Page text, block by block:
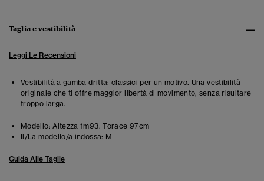
Taglia e vestibilità
Leggi Le Recensioni
Vestibilità a gamba dritta: classici per un motivo. Una vestibilità
originale che ti offre maggior libertà di movimento, senza risultare
troppo larga.
Modello: Altezza 1m93. Torace 97cm
Il/La modello/a indossa: M
Guida Alle Taglie